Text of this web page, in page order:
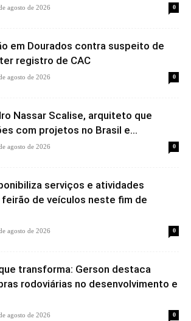
agosto de 2026 0
em Dourados contra suspeito de
registro de CAC
agosto de 2026 0
Nassar Scalise, arquiteto que
com projetos no Brasil e...
agosto de 2026 0
serviços e atividades
de veículos neste fim de
agosto de 2026 0
transforma: Gerson destaca
rodoviárias no desenvolvimento e
agosto de 2026 0